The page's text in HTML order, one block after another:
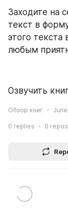
Заходите на
текст в
этого текста
любым
Озвучить
Обзор книг
0 replies 0